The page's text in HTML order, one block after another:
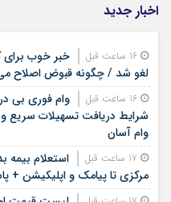
اخبار جدید
لغو شد / چگونه قبوض اصلاح
وام فوری بی
شرایط دریافت تسهیلات سریع
وام آسان
استعلام بیمه
مرکزی تا پیامک و اپلیکیشن +